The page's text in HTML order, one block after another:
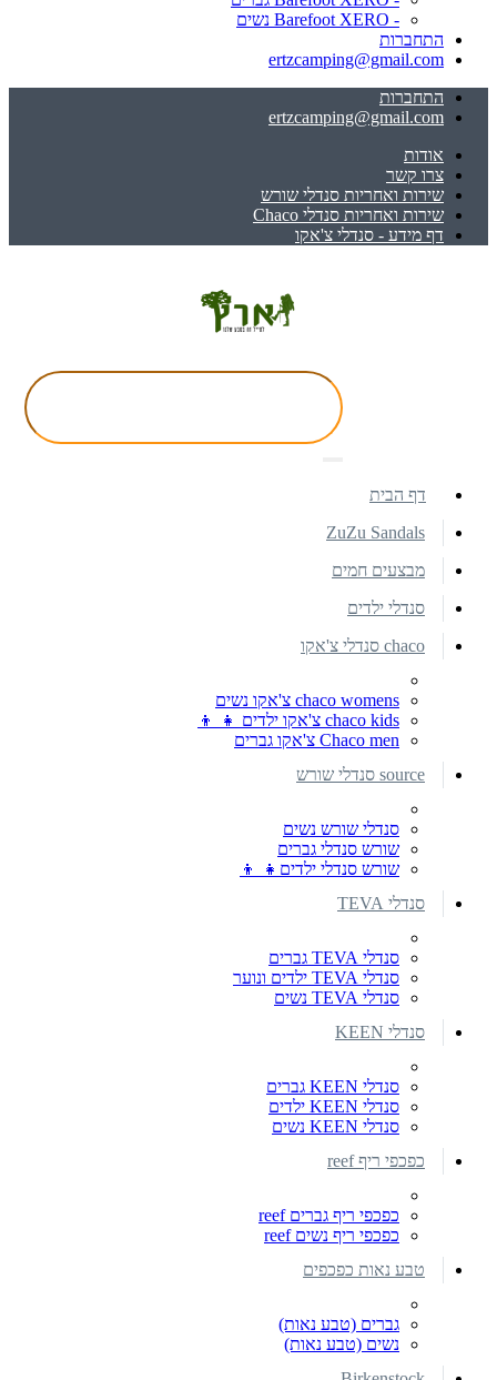
- Barefoot XERO נשים
התחברות
ertzcamping@gmail.com
התחברות
ertzcamping@gmail.com
אודות
צרו קשר
שירות ואחריות סנדלי שורש
שירות ואחריות סנדלי Chaco
דף מידע - סנדלי צ'אקו
דף הבית
ZuZu Sandals
מבצעים חמים
סנדלי ילדים
chaco סנדלי צ'אקו
chaco womens צ'אקו נשים
chaco kids צ'אקו ילדים 👧 👦
Chaco men צ'אקו גברים
source סנדלי שורש
סנדלי שורש נשים
שורש סנדלי גברים
שורש סנדלי ילדים👧 👦
סנדלי TEVA
סנדלי TEVA גברים
סנדלי TEVA ילדים ונוער
סנדלי TEVA נשים
סנדלי KEEN
סנדלי KEEN גברים
סנדלי KEEN ילדים
סנדלי KEEN נשים
כפכפי ריף reef
כפכפי ריף גברים reef
כפכפי ריף נשים reef
טבע נאות כפכפים
גברים (טבע נאות)
נשים (טבע נאות)